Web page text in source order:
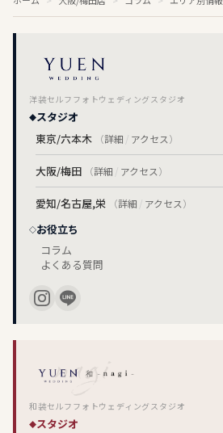
洋装セルフフォトウェディングスタジオ
スタジオ
東京/六本木
（詳細 / アクセス）
大阪/梅田 （詳細 / アクセス）
愛知/名古屋,栄 （詳細 / アクセス）
お役立ち
コラム
よくある質問
和装セルフフォトウェディングスタジオ
スタジオ